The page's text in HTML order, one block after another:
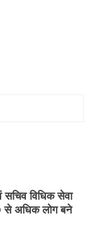
सचिव विधिक सेवा
से अधिक लोग बने